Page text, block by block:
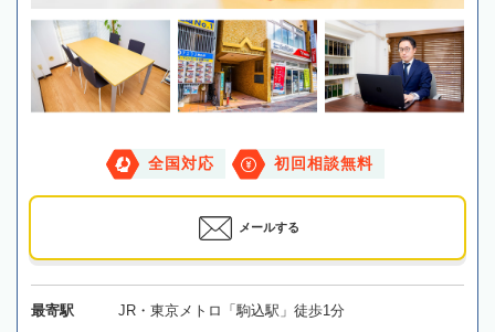
全国対応 初回相談無料
メールする
最寄駅 JR・東京メトロ「駒込駅」徒歩1分